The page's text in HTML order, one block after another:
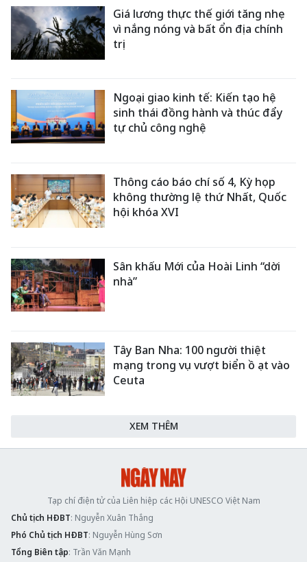
Giá lương thực thế giới tăng nhẹ
vì nắng nóng và bất ổn địa chính
trị
Ngoại giao kinh tế: Kiến tạo hệ
sinh thái đồng hành và thúc đẩy
tự chủ công nghệ
Thông cáo báo chí số 4, Kỳ họp
không thường lệ thứ Nhất, Quốc
hội khóa XVI
Sân khấu Mới của Hoài Linh “dời
nhà”
Tây Ban Nha: 100 người thiệt
mạng trong vụ vượt biển ồ ạt vào
Ceuta
XEM THÊM
Tạp chí điện tử của Liên hiệp các Hội UNESCO Việt Nam
Chủ tịch HĐBT: Nguyễn Xuân Thắng
Phó Chủ tịch HĐBT: Nguyễn Hùng Sơn
Tổng Biên tập: Trần Văn Mạnh